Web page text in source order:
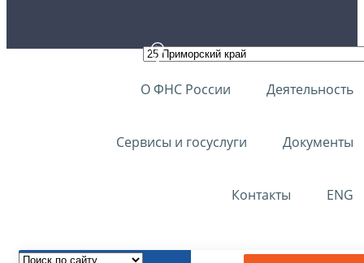
О ФНС России Деятельность
Сервисы и госуслуги Документы
Контакты ENG